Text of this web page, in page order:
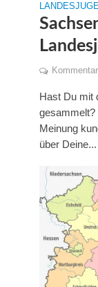
Hast Du mit
gesammelt?
Meinung
über Deine...